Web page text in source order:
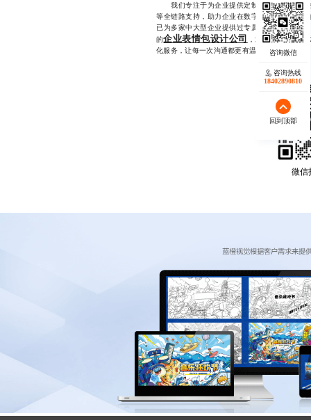
我们专注于为企业提供定制化表情包设计服
等全链路支持，助力企业在数字沟通中建立独
已为多家中大型企业提供过专属表情包解决方
的企业表情包设计公司
，欢迎联系
化服务，让每一次沟通都更有温度。
微信
咨询热线
18402890810
回到顶部